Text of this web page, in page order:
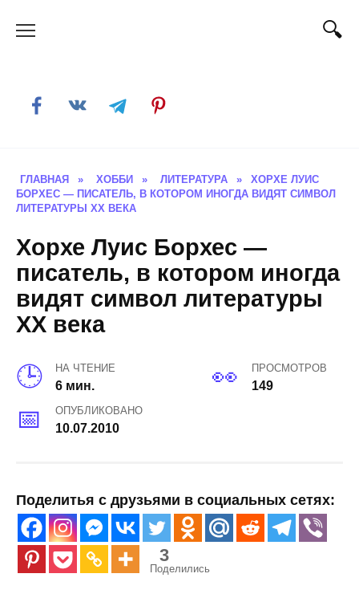
ГЛАВНАЯ » ХОББИ » ЛИТЕРАТУРА »
ХОРХЕ ЛУИС
БОРХЕС — ПИСАТЕЛЬ, В КОТОРОМ ИНОГДА ВИДЯТ СИМВОЛ
ЛИТЕРАТУРЫ ХХ ВЕКА
Хорхе Луис Борхес —
писатель, в котором иногда
видят символ литературы
ХХ века
НА ЧТЕНИЕ
6 мин.
ПРОСМОТРОВ
149
ОПУБЛИКОВАНО
10.07.2010
Поделитья с друзьями в социальных сетях:
3
Поделились